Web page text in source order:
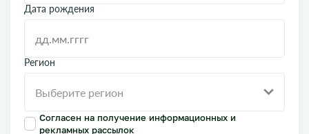
Дата рождения
Регион
Согласен на получение информационных и
рекламных рассылок